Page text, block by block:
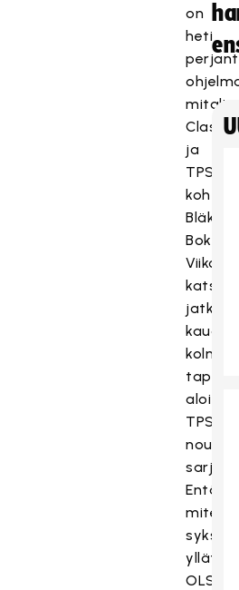
on
heti
ja
TPS:n
Bläk
kauden
kolmella
TPS
Entä
miten
syksyn
yllättäjä
OLS